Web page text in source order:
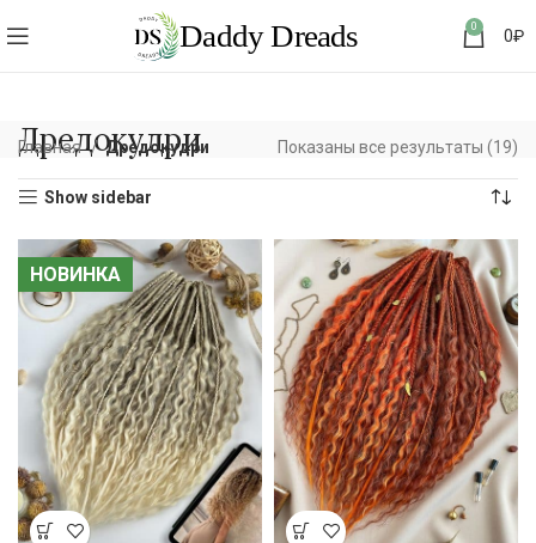
0 0₽
Дредокудри
Главная Дредокудри Показаны все результаты (19)
Show sidebar
НОВИНКА
НОВИНКА